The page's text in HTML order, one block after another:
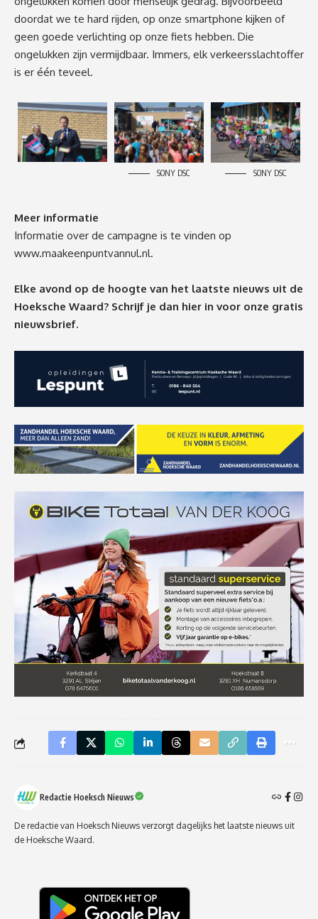
doordat we te hard rijden, op onze smartphone kijken of
geen goede verlichting op onze fiets hebben. Die
ongelukken zijn vermijdbaar. Immers, elk verkeersslachtoffer
is er één teveel.
SONY DSC SONY DSC
Meer informatie
Informatie over de campagne is te vinden op
www.maakeenpuntvannul.nl.
Elke avond op de hoogte van het laatste nieuws uit de
Hoeksche Waard? Schrijf je dan hier in voor onze gratis
nieuwsbrief.
Redactie Hoeksch Nieuws
De redactie van Hoeksch Nieuws verzorgt dagelijks het laatste nieuws uit
de Hoeksche Waard.